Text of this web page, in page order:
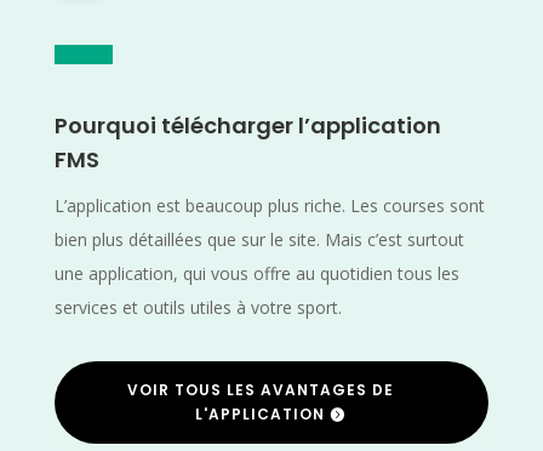
Pourquoi télécharger l’application
FMS
L’application est beaucoup plus riche. Les courses sont
bien plus détaillées que sur le site. Mais c’est surtout
une application, qui vous offre au quotidien tous les
services et outils utiles à votre sport.
VOIR TOUS LES AVANTAGES DE
L'APPLICATION